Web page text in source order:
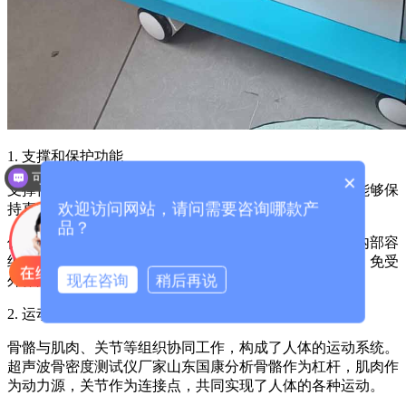
1. 支撑和保护功能
支撑作用：骨骼为人体提供了坚实的支撑框架，使人体能够保
持直立行走和各种姿势的稳定性。
保护作用：超声波骨密度测试仪厂家山东国康分析骨骼内部容
纳并保护着许多重要的内脏器官，如大脑、心脏、肺等，免受
外界的冲击和伤害。
2. 运动功能
骨骼与肌肉、关节等组织协同工作，构成了人体的运动系统。
超声波骨密度测试仪厂家山东国康分析骨骼作为杠杆，肌肉作
为动力源，关节作为连接点，共同实现了人体的各种运动。
×
欢迎访问网站，请问需要咨询哪款产
品？
现在咨询 稍后再说